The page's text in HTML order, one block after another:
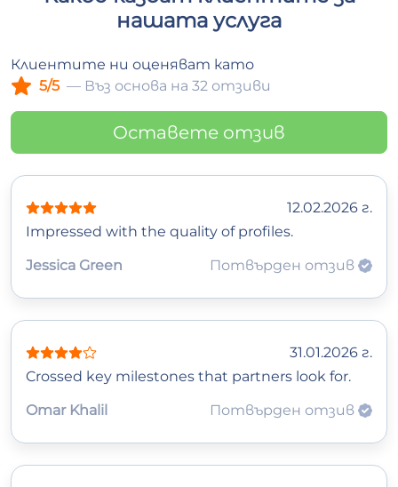
нашата услуга
Клиентите ни оценяват като
5/5 — Въз основа на 32 отзиви
Оставете отзив
12.02.2026 г.
Impressed with the quality of profiles.
Jessica Green
Потвърден отзив
31.01.2026 г.
Crossed key milestones that partners look for.
Omar Khalil
Потвърден отзив